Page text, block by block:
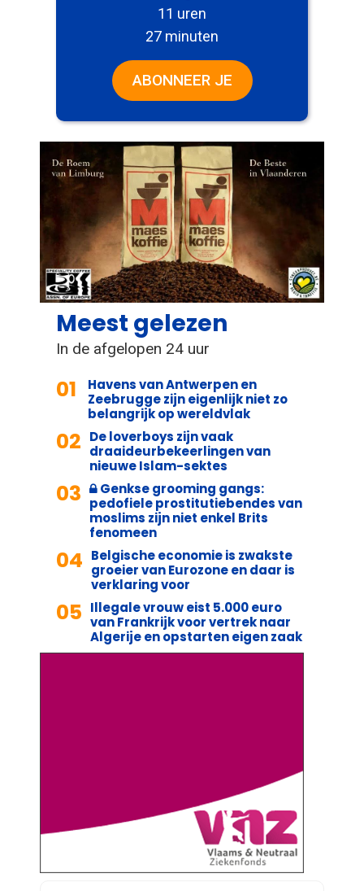
11 uren
27 minuten
ABONNEER JE
Meest gelezen
In de afgelopen 24 uur
01
Havens van Antwerpen en
Zeebrugge zijn eigenlijk niet zo
belangrijk op wereldvlak
02 De loverboys zijn vaak
draaideurbekeerlingen van
nieuwe Islam-sektes
03
Genkse grooming gangs:
pedofiele prostitutiebendes van
moslims zijn niet enkel Brits
fenomeen
04 Belgische economie is zwakste
groeier van Eurozone en daar is
verklaring voor
05 Illegale vrouw eist 5.000 euro
van Frankrijk voor vertrek naar
Algerije en opstarten eigen zaak